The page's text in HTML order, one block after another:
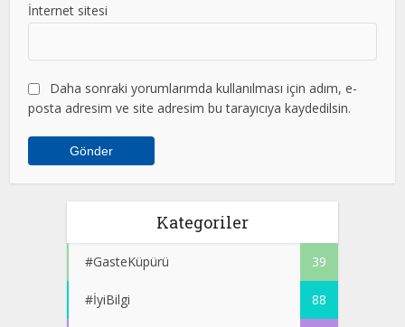
İnternet sitesi
Daha sonraki yorumlarımda kullanılması için adım, e-
posta adresim ve site adresim bu tarayıcıya kaydedilsin.
Kategoriler
#GasteKüpürü 39
#İyiBilgi 88